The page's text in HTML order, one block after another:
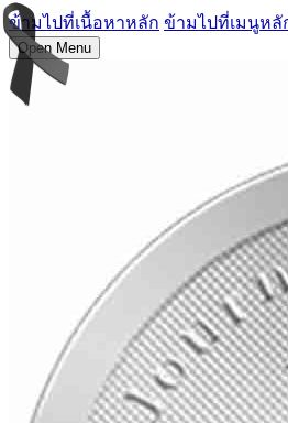
ข้ามไปที่เนื้อหาหลัก ข้ามไปที่เมนูหลั
Open Menu